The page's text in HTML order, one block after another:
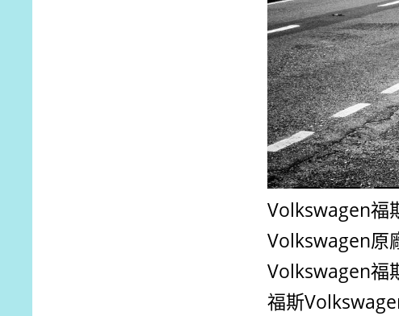
Volkswagen福
Volkswagen原
Volkswagen福
福斯